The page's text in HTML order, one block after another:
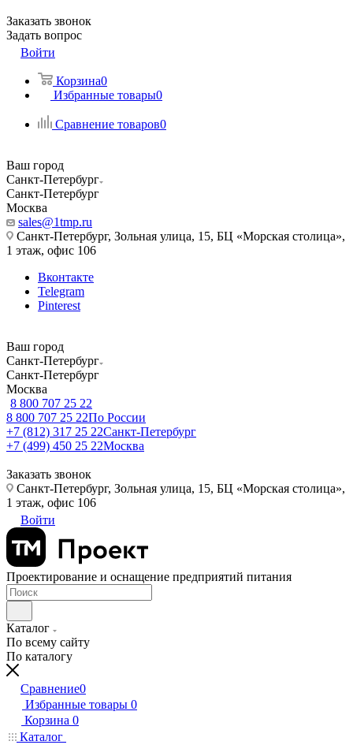
Заказать звонок
Задать вопрос
Войти
Корзина0
Избранные товары0
Сравнение товаров0
Ваш город
Санкт-Петербург
Санкт-Петербург
Москва
sales@1tmp.ru
Санкт-Петербург, Зольная улица, 15, БЦ «Морская столица»,
1 этаж, офис 106
Вконтакте
Telegram
Pinterest
Ваш город
Санкт-Петербург
Санкт-Петербург
Москва
8 800 707 25 22
8 800 707 25 22По России
+7 (812) 317 25 22Санкт-Петербург
+7 (499) 450 25 22Москва
Заказать звонок
Санкт-Петербург, Зольная улица, 15, БЦ «Морская столица»,
1 этаж, офис 106
Войти
Проектирование и оснащение предприятий питания
Каталог
По всему сайту
По каталогу
Сравнение0
Избранные товары 0
Корзина 0
Каталог